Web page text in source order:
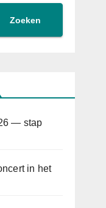
Zoeken
— stap
in het